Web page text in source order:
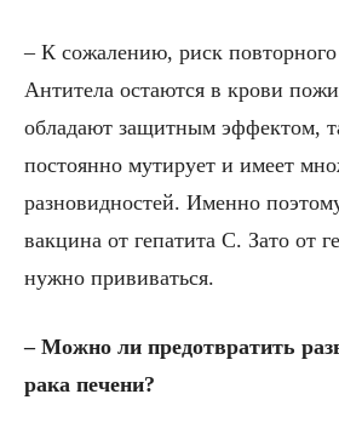
– К сожалению, риск повторного
Антитела остаются в крови
обладают защитным эффектом,
постоянно мутирует и имеет
разновидностей. Именно
вакцина от гепатита С. Зато от
нужно прививаться.
– Можно ли предотвратить
рака печени?